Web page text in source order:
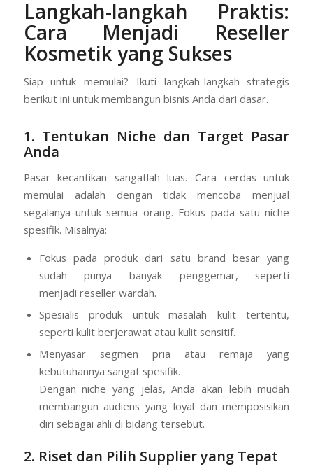
Langkah-langkah Praktis:
Cara Menjadi Reseller
Kosmetik yang Sukses
Siap untuk memulai? Ikuti langkah-langkah strategis
berikut ini untuk membangun bisnis Anda dari dasar.
1. Tentukan Niche dan Target Pasar
Anda
Pasar kecantikan sangatlah luas. Cara cerdas untuk
memulai adalah dengan tidak mencoba menjual
segalanya untuk semua orang. Fokus pada satu niche
spesifik. Misalnya:
Fokus pada produk dari satu brand besar yang
sudah punya banyak penggemar, seperti
menjadi reseller wardah.
Spesialis produk untuk masalah kulit tertentu,
seperti kulit berjerawat atau kulit sensitif.
Menyasar segmen pria atau remaja yang
kebutuhannya sangat spesifik.
Dengan niche yang jelas, Anda akan lebih mudah
membangun audiens yang loyal dan memposisikan
diri sebagai ahli di bidang tersebut.
2. Riset dan Pilih Supplier yang Tepat